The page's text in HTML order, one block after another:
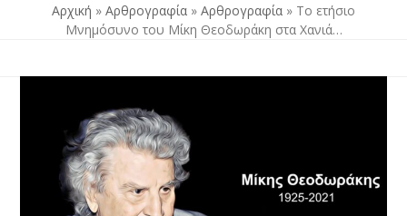
Αρχική » Αρθρογραφία » Αρθρογραφία » Το ετήσιο
Μνημόσυνο του Μίκη Θεοδωράκη στα Χανιά…